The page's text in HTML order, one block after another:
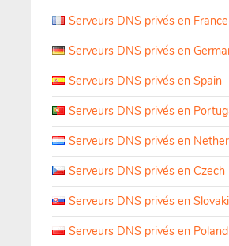
Serveurs DNS privés en France
Serveurs DNS privés en
Serveurs DNS privés en Spain
Serveurs DNS privés en
Serveurs DNS privés en
Serveurs DNS privés en Czech
Serveurs DNS privés en
Serveurs DNS privés en Poland